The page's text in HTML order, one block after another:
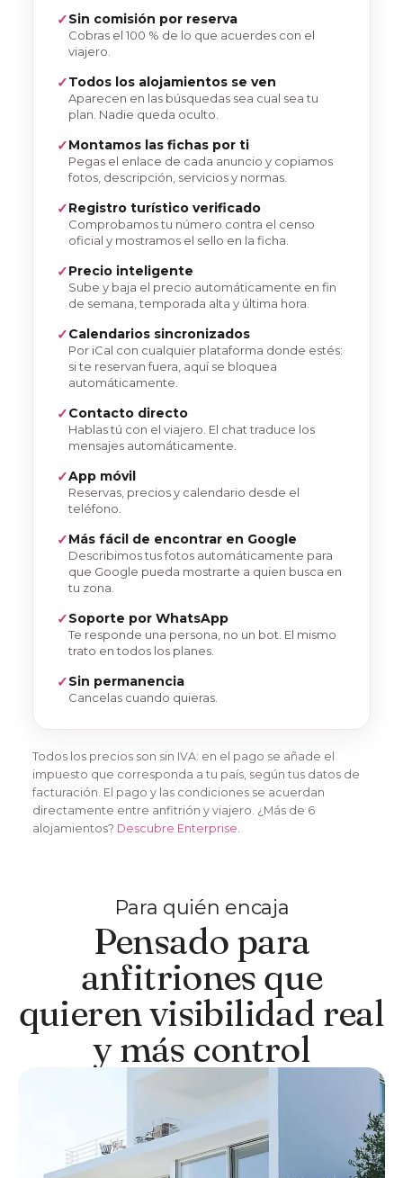
Sin comisión por reserva
Cobras el 100 % de lo que acuerdes con el
viajero.
Todos los alojamientos se ven
Aparecen en las búsquedas sea cual sea tu
plan. Nadie queda oculto.
Montamos las fichas por ti
Pegas el enlace de cada anuncio y copiamos
fotos, descripción, servicios y normas.
Registro turístico verificado
Comprobamos tu número contra el censo
oficial y mostramos el sello en la ficha.
Precio inteligente
Sube y baja el precio automáticamente en fin
de semana, temporada alta y última hora.
Calendarios sincronizados
Por iCal con cualquier plataforma donde estés:
si te reservan fuera, aquí se bloquea
automáticamente.
Contacto directo
Hablas tú con el viajero. El chat traduce los
mensajes automáticamente.
App móvil
Reservas, precios y calendario desde el
teléfono.
Más fácil de encontrar en Google
Describimos tus fotos automáticamente para
que Google pueda mostrarte a quien busca en
tu zona.
Soporte por WhatsApp
Te responde una persona, no un bot. El mismo
trato en todos los planes.
Sin permanencia
Cancelas cuando quieras.
Todos los precios son sin IVA: en el pago se añade el
impuesto que corresponda a tu país, según tus datos de
facturación. El pago y las condiciones se acuerdan
directamente entre anfitrión y viajero. ¿Más de 6
alojamientos? Descubre Enterprise.
Para quién encaja
Pensado para
anfitriones que
quieren visibilidad real
y más control